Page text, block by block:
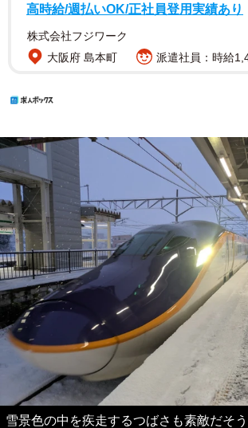
高時給/週払いOK/正社員登用実績あり
株式会社フジワーク
大阪府 島本町
派遣社員：時給
雪景色の中を疾走するつばさも素敵だそ